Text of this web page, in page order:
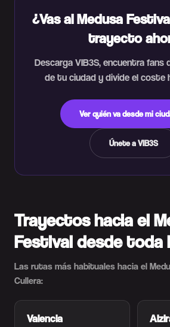
¿Vas al Medusa
trayecto
Descarga VIB3S, encuentra fans
de tu ciudad y divide el coste
Ver quién va desde mi
Únete a VIB3S
Trayectos hacia el
Festival desde toda
Las rutas más habituales hacia el
Cullera:
Valencia